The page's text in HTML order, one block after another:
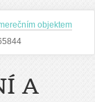
objektem
A